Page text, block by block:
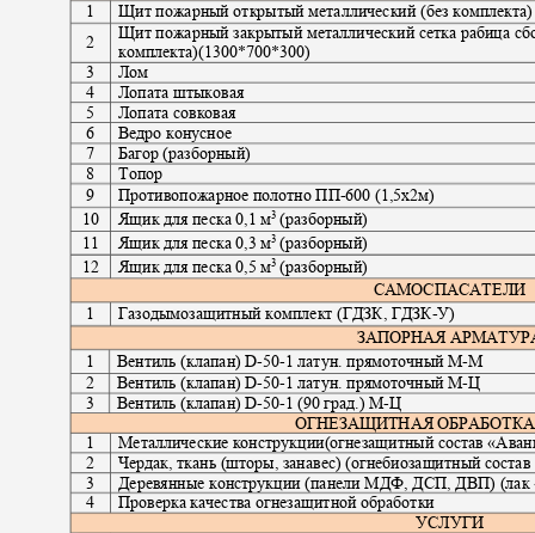
1
2
Щит пожарный открытый металлический (без
Щит пожарный закрытый металлический сетка рабица
комплекта)(1300*700*300)
Лом
Лопата штыковая
Лопата совковая
Ведро конусное
Багор (разборный)
Топор
3
4
5
6
7
8
9
Противопожарное полотно ПП-600 (1,5х2м)
10 Ящик для песка 0,1 м3(разборный)
11 Ящик для песка 0,3 м3 (разборный)
12 Ящик для песка 0,5 м3 (разборный)
САМОСПАСАТЕЛИ
Газодымозащитный комплект (ГДЗК, ГДЗК-У)
ЗАПОРНАЯ
Вентиль (клапан)D-50-1латун. прямоточный М-М
Вентиль (клапан)D-50-1латун. прямоточный М-Ц
Вентиль (клапан)D-50-1(90 град.) М-Ц
1
1
2
3
ОГНЕЗАЩИТНАЯ ОБРАБОТКА
1
2
3
4
Металлические конструкции(огнезащитный состав
Чердак, ткань (шторы, занавес) (огнебиозащитный
Деревянные конструкции (панели МДФ, ДСП, ДВП)
Проверка качества огнезащитной обработки
УСЛУГИ